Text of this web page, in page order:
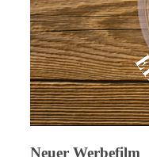
Neuer Werbefilm